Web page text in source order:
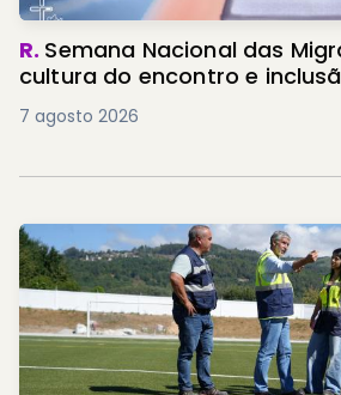
R. Semana Nacional das
cultura do encontro e
7 agosto 2026